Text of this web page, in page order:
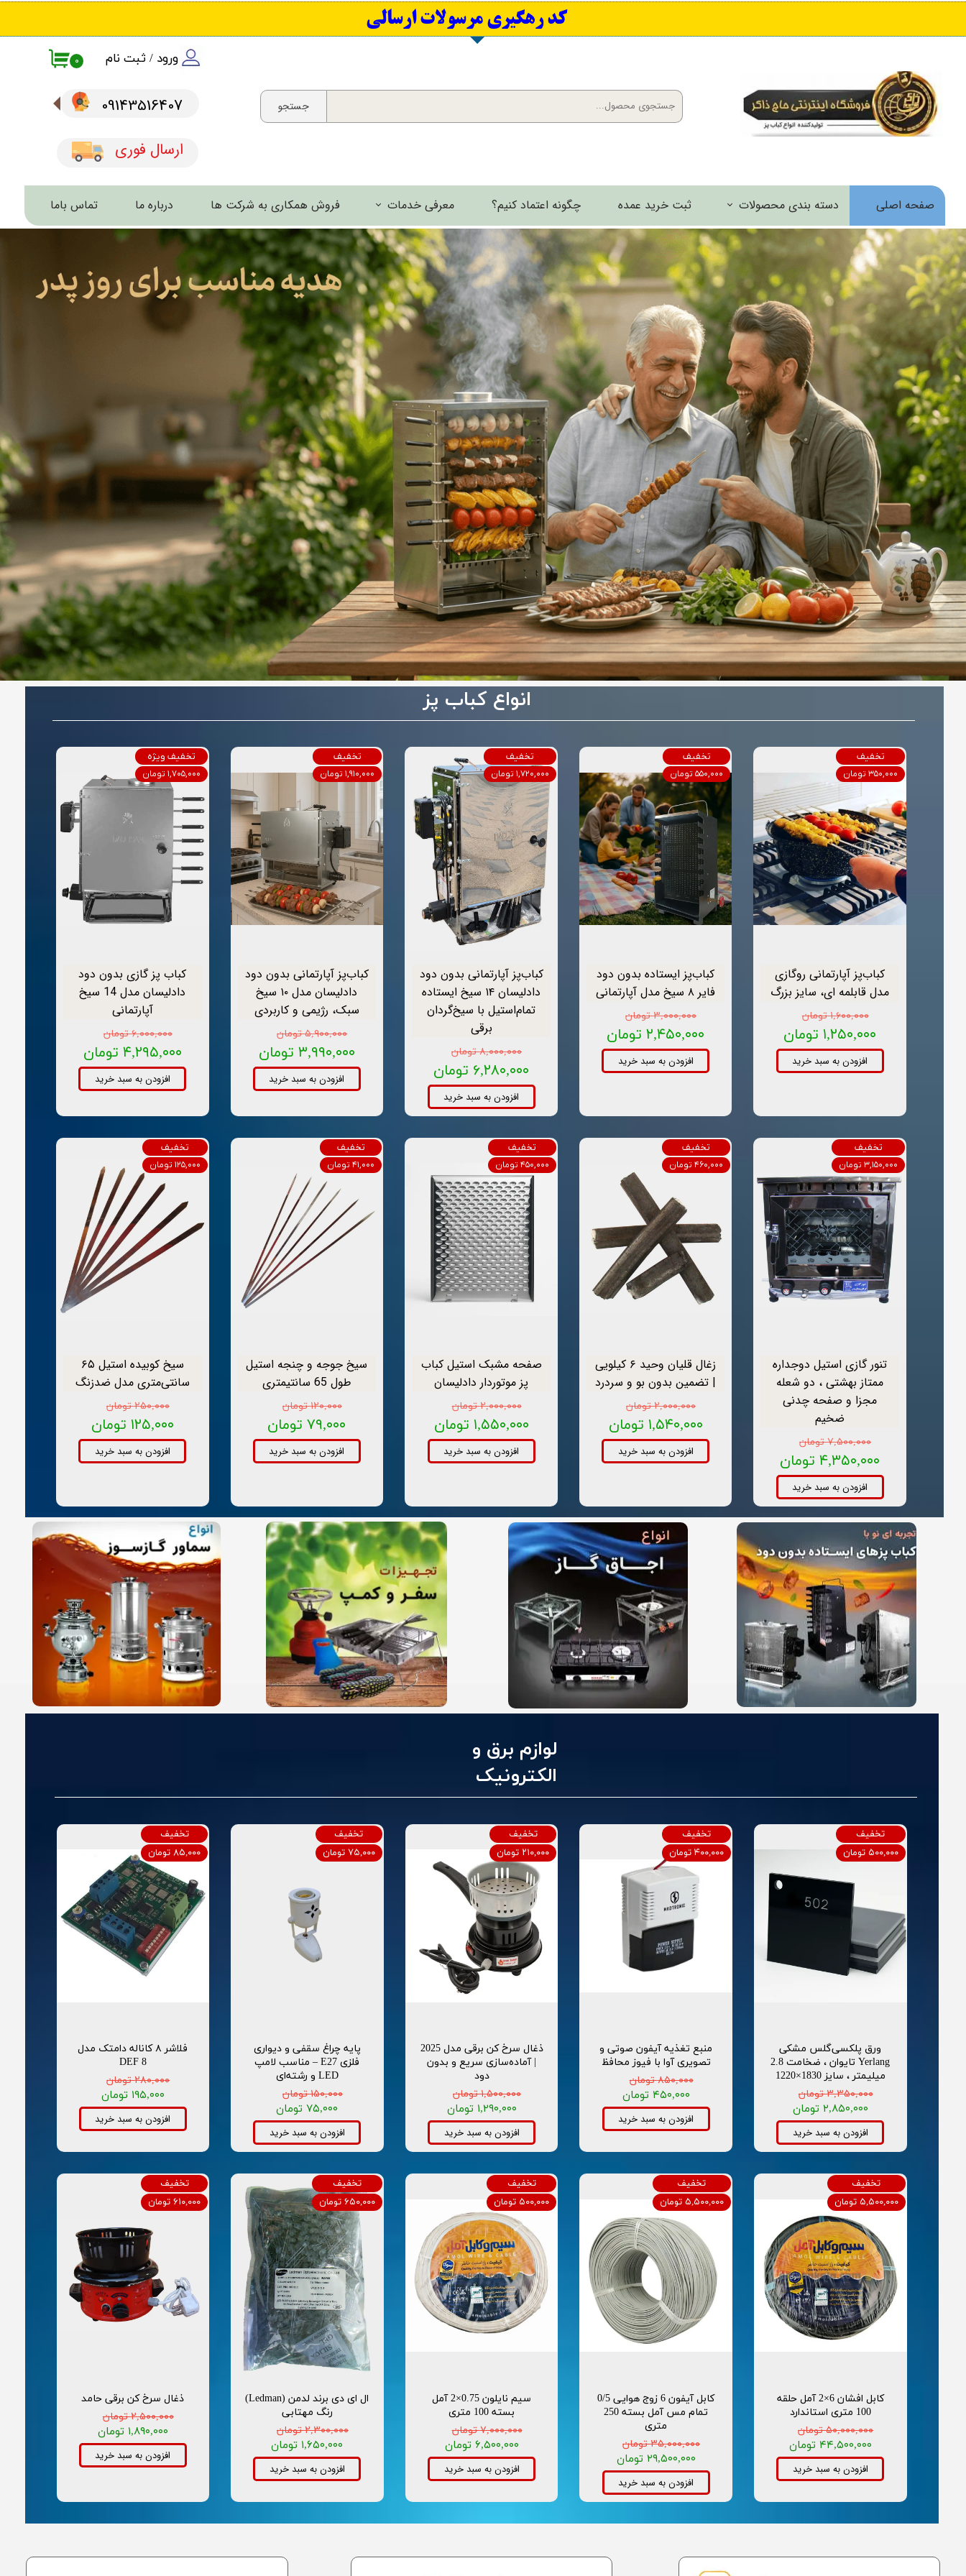
ورود / ثبت نام
تغییر گذر واژه
خروج از حساب کاربری
صفحه اصلی دسته بندی محصولات
کباب پز و منقل
اجاق و مشعل
خانه و آشپزخانه
لوازم و تجهیزات جانبی
سماور
لوازم برقی
آرایشی و بهداشتی
محصولات تخفیف دار
ثبت خرید عمده چگونه اعتماد کنیم؟ معرفی خدمات
برش لیزری فلزات
گالری تصاویر
گالری فیلم
اخبار و مقالات
استعلام قیمت
فروش همکاری به شرکت ها درباره ما تماس باما
۰
جستجو
​کد رهگیری مرسولات ارسالی
09143516407​​​​​​​
ارسال فوری
انواع کباب پز
کباب‌پز آپارتمانی روگازی
مدل قابلمه ای، سایز بزرگ
۱,۶۰۰,۰۰۰ تومان
۱,۲۵۰,۰۰۰ تومان
افزودن به سبد خرید
تخفیف
۳۵۰,۰۰۰ تومان
کباب‌پز ایستاده بدون دود
فایر ۸ سیخ مدل آپارتمانی
۳,۰۰۰,۰۰۰ تومان
۲,۴۵۰,۰۰۰ تومان
افزودن به سبد خرید
تخفیف
۵۵۰,۰۰۰ تومان
کباب‌پز آپارتمانی بدون دود
دادلیسان ۱۴ سیخ ایستاده
تمام‌استیل با سیخ‌گردان
برقی
۸,۰۰۰,۰۰۰ تومان
۶,۲۸۰,۰۰۰ تومان
افزودن به سبد خرید
تخفیف
۱,۷۲۰,۰۰۰ تومان
کباب‌پز آپارتمانی بدون دود
دادلیسان مدل ۱۰ سیخ
سبک، رژیمی و کاربردی
۵,۹۰۰,۰۰۰ تومان
۳,۹۹۰,۰۰۰ تومان
افزودن به سبد خرید
تخفیف
۱,۹۱۰,۰۰۰ تومان
کباب پز گازی بدون دود
دادلیسان مدل 14 سیخ
آپارتمانی
۶,۰۰۰,۰۰۰ تومان
۴,۲۹۵,۰۰۰ تومان
افزودن به سبد خرید
تخفیف ویژه
۱,۷۰۵,۰۰۰ تومان
تنور گازی استیل دوجداره
ممتاز بهشتی ، دو شعله
مجزا و صفحه چدنی
ضخیم
۷,۵۰۰,۰۰۰ تومان
۴,۳۵۰,۰۰۰ تومان
افزودن به سبد خرید
تخفیف
۳,۱۵۰,۰۰۰ تومان
زغال قلیان وحید ۶ کیلویی
| تضمین بدون بو و سردرد
۲,۰۰۰,۰۰۰ تومان
۱,۵۴۰,۰۰۰ تومان
افزودن به سبد خرید
تخفیف
۴۶۰,۰۰۰ تومان
صفحه مشبک استیل کباب
پز موتوردار دادلیسان
۲,۰۰۰,۰۰۰ تومان
۱,۵۵۰,۰۰۰ تومان
افزودن به سبد خرید
تخفیف
۴۵۰,۰۰۰ تومان
سیخ جوجه و چنجه استیل
طول 65 سانتیمتری
۱۲۰,۰۰۰ تومان
۷۹,۰۰۰ تومان
افزودن به سبد خرید
تخفیف
۴۱,۰۰۰ تومان
سیخ کوبیده استیل ۶۵
سانتی‌متری مدل ضدزنگ
۲۵۰,۰۰۰ تومان
۱۲۵,۰۰۰ تومان
افزودن به سبد خرید
تخفیف
۱۲۵,۰۰۰ تومان
ورق پلکسی‌گلس مشکی
Yerlang تایوان ، ضخامت 2.8
میلیمتر ، سایز 1830×1220
۳,۳۵۰,۰۰۰ تومان
۲,۸۵۰,۰۰۰ تومان
افزودن به سبد خرید
تخفیف
۵۰۰,۰۰۰ تومان
منبع تغذیه آیفون صوتی و
تصویری آوا با فیوز محافظ
۸۵۰,۰۰۰ تومان
۴۵۰,۰۰۰ تومان
افزودن به سبد خرید
تخفیف
۴۰۰,۰۰۰ تومان
ذغال سرخ کن برقی مدل 2025
| آماده‌سازی سریع و بدون
دود
۱,۵۰۰,۰۰۰ تومان
۱,۲۹۰,۰۰۰ تومان
افزودن به سبد خرید
تخفیف
۲۱۰,۰۰۰ تومان
پایه چراغ سقفی و دیواری
فلزی E27 – مناسب لامپ
LED و رشته‌ای
۱۵۰,۰۰۰ تومان
۷۵,۰۰۰ تومان
افزودن به سبد خرید
تخفیف
۷۵,۰۰۰ تومان
فلاشر ۸ کاناله دامتک مدل
DEF 8
۲۸۰,۰۰۰ تومان
۱۹۵,۰۰۰ تومان
افزودن به سبد خرید
تخفیف
۸۵,۰۰۰ تومان
کابل افشان 6×2 آمل حلقه
100 متری استاندارد
۵۰,۰۰۰,۰۰۰ تومان
۴۴,۵۰۰,۰۰۰ تومان
افزودن به سبد خرید
تخفیف
۵,۵۰۰,۰۰۰ تومان
کابل آیفون 6 زوج هوایی 0/5
تمام مس آمل بسته 250
متری
۳۵,۰۰۰,۰۰۰ تومان
۲۹,۵۰۰,۰۰۰ تومان
افزودن به سبد خرید
تخفیف
۵,۵۰۰,۰۰۰ تومان
سیم نایلون 0.75×2 آمل
بسته 100 متری
۷,۰۰۰,۰۰۰ تومان
۶,۵۰۰,۰۰۰ تومان
افزودن به سبد خرید
تخفیف
۵۰۰,۰۰۰ تومان
ال ای دی برند لدمن (Ledman)
رنگ مهتابی
۲,۳۰۰,۰۰۰ تومان
۱,۶۵۰,۰۰۰ تومان
افزودن به سبد خرید
تخفیف
۶۵۰,۰۰۰ تومان
ذغال سرخ کن برقی حامد
۲,۵۰۰,۰۰۰ تومان
۱,۸۹۰,۰۰۰ تومان
افزودن به سبد خرید
تخفیف
۶۱۰,۰۰۰ تومان
لوازم برق و
الکترونیک​​​​​​​